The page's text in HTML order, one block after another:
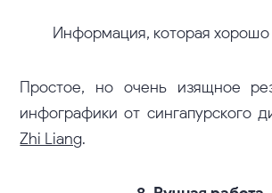
Информация, которая хорошо
Простое, но очень изящное
инфографики от сингапурского
Zhi Liang.